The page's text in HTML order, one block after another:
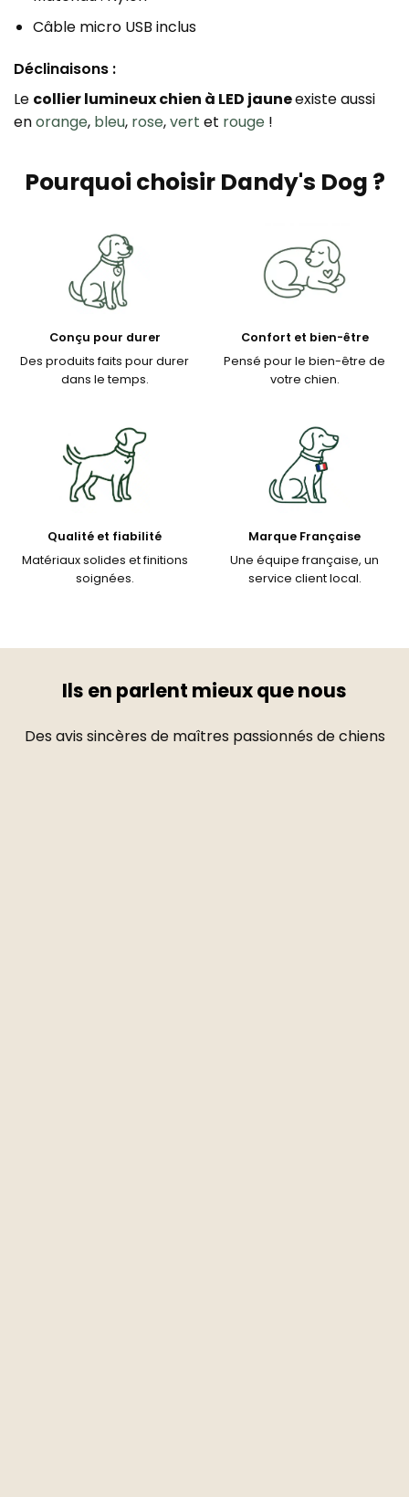
Câble micro USB inclus
Déclinaisons :
Le collier lumineux chien à LED jauneexiste aussi
enorange, bleu, rose,vert et rouge !
Pourquoi choisir Dandy's Dog ?
Conçu pour durer
Des produits faits pour durer
dans le temps.
Confort et bien-être
Pensé pour le bien-être de
votre chien.
Qualité et fiabilité
Matériaux solides et finitions
soignées.
Marque Française
Une équipe française, un
service client local.
Ils en parlent mieux que nous
Des avis sincères de maîtres passionnés de chiens